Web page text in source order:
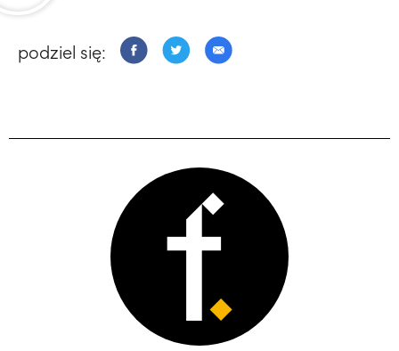
podziel się: